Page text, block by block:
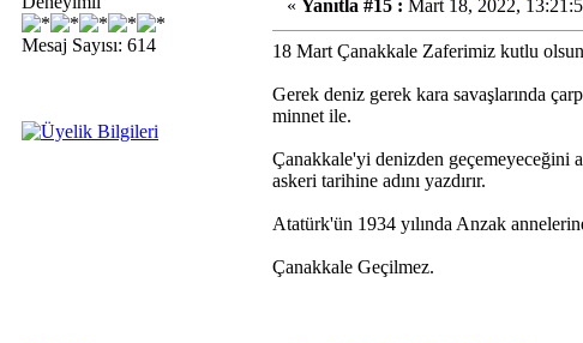
Mesaj Sayısı: 614
« Yanıtla #15 : Mart 18, 2022,
18 Mart Çanakkale Zaferimiz kutlu
Gerek deniz gerek kara savaşlarında
minnet ile.
Çanakkale'yi denizden geçemeyeceğini
askeri tarihine adını yazdırır.
Atatürk'ün 1934 yılında Anzak
Çanakkale Geçilmez.